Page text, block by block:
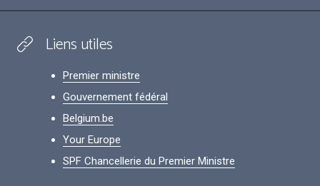
Liens utiles
Premier ministre
Gouvernement fédéral
Belgium.be
Your Europe
SPF Chancellerie du Premier Ministre